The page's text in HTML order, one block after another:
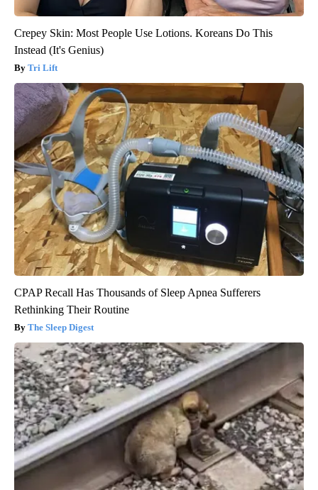
Crepey Skin: Most People Use Lotions. Koreans Do This
Instead (It's Genius)
Tri Lift
CPAP Recall Has Thousands of Sleep Apnea Sufferers
Rethinking Their Routine
The Sleep Digest